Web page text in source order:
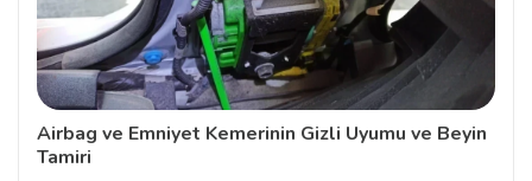
Airbag ve Emniyet Kemerinin Gizli Uyumu ve Beyin
Tamiri